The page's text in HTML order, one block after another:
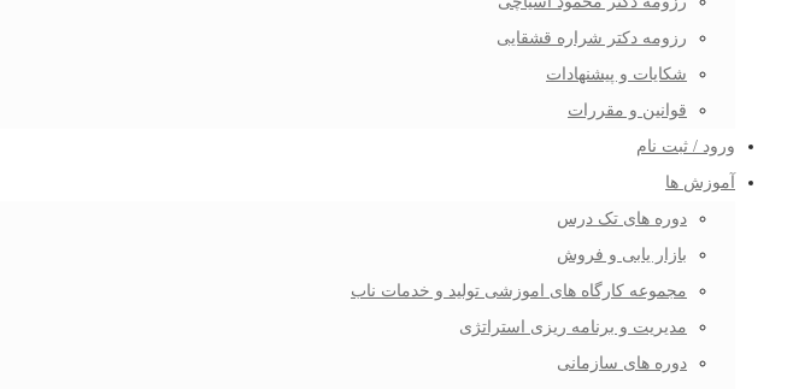
رزومه دکتر شراره قشقایی
شکایات و پیشنهادات
قوانین و مقررات
ورود / ثبت نام
آموزش ها
دوره های تک درس
بازار یابی و فروش
مجموعه کارگاه های اموزشی تولید و خدمات ناب
مدیریت و برنامه ریزی استراتژی
دوره های سازمانی